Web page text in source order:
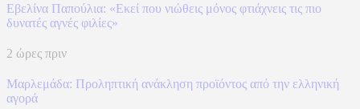
Εβελίνα Παπούλια: «Εκεί που νιώθεις μόνος φτιάχνεις τις πιο
δυνατές αγνές φιλίες»
2 ώρες πριν
Μαρλεμάδα: Προληπτική ανάκληση προϊόντος από την ελληνική
αγορά